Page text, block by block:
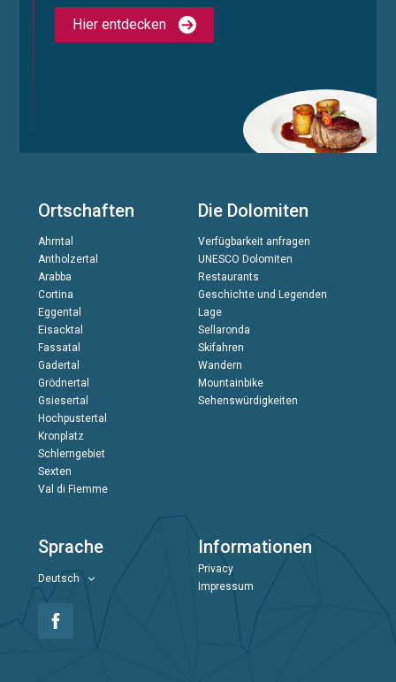
Hier entdecken
Ortschaften
Ahrntal
Antholzertal
Arabba
Cortina
Eggental
Eisacktal
Fassatal
Gadertal
Grödnertal
Gsiesertal
Hochpustertal
Kronplatz
Schlerngebiet
Sexten
Val di Fiemme
Die Dolomiten
Verfügbarkeit anfragen
UNESCO Dolomiten
Restaurants
Geschichte und Legenden
Lage
Sellaronda
Skifahren
Wandern
Mountainbike
Sehenswürdigkeiten
Sprache
Deutsch
Informationen
Privacy
Impressum